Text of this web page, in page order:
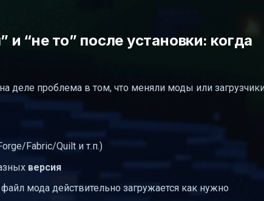
и “не то” после установки: когда
деле проблема в том, что меняли моды или
Fabric/Quilt и т.п.)
версия
мода действительно загружается как нужно